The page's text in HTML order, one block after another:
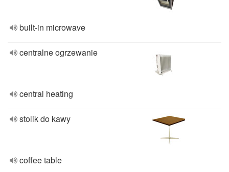
built-in microwave
centralne ogrzewanie
central heating
stolik do kawy
coffee table